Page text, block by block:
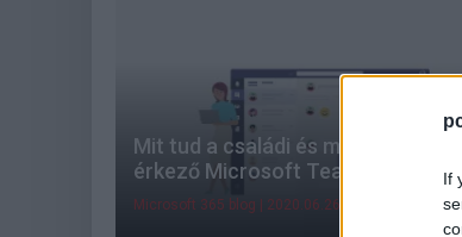
If
Mit tud a családi és
érkező Microsoft Teams?
Microsoft 365 blog | 2020.06.26 08:45